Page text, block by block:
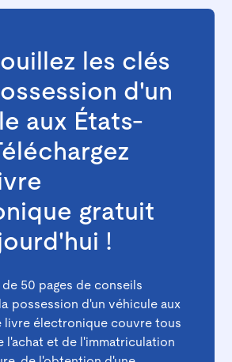
les clés
d'un
aux États-
gratuit
!
50 pages de conseils
possession d'un véhicule aux
livre électronique couvre tous
l'achat et de l'immatriculation